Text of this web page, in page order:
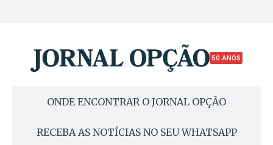
50 ANOS
ONDE ENCONTRAR O JORNAL OPÇÃO
RECEBA AS NOTÍCIAS NO SEU WHATSAPP